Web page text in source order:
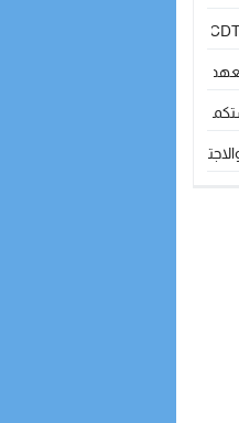
والفنون الكوريغرافية بالداخلة
الترقيم… الفلاحة المغربية
في المؤسسات الإنتاجية